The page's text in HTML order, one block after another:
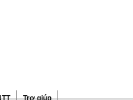
Trợ giúp